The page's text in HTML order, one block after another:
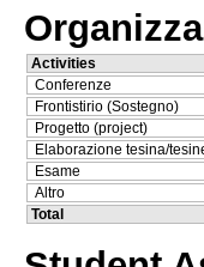
Activities
Conferenze
Frontistirio (Sostegno)
Progetto (project)
Elaborazione tesina/
Esame
Altro
Total